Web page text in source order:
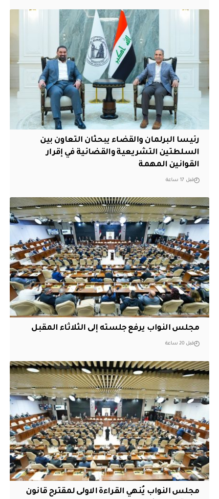
رئيسا البرلمان والقضاء يبحثان التعاون بين
السلطتين التشريعية والقضائية في إقرار
القوانين المهمة
قبل 17 ساعة
مجلس النواب يرفع جلسته إلى الثلاثاء المقبل
قبل 20 ساعة
مجلس النواب يُنهي القراءة الاولى لمقترح قانون